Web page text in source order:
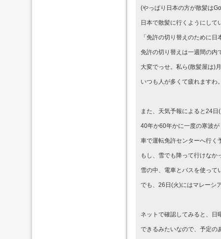
(やっぱり日本の方が散髪は
日本で散髪に行くようにして
「免許の切り替えのために
免許の切り替えは一週間の内
大変でっせ。私ら(散髪屋は)
いつも人が多くて疲れますわ
また、天気予報によると24
40年か60年かに一度の寒波が
車で運転免許センターへ行く
もし、雪でも降って行けなか
雪の中、電車とバスを使って
でも、26日(火)にはマレーシ
ネットで確認してみると、日
できるみたいなので、予定の